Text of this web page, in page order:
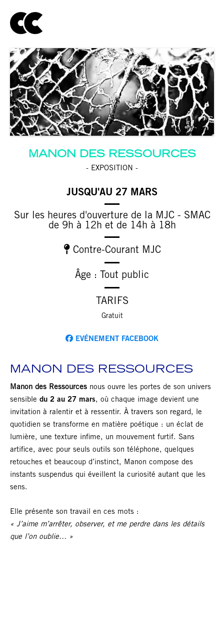
MANON DES RESSOURCES
- EXPOSITION -
JUSQU'AU 27 MARS
Sur les heures d'ouverture de la MJC - SMAC
de 9h à 12h et de 14h à 18h
Contre-Courant MJC
Âge : Tout public
TARIFS
Gratuit
EVÉNEMENT FACEBOOK
MANON DES RESSOURCES
Manon des Ressources nous ouvre les portes de son univers
sensible du 2 au 27 mars, où chaque image devient une
invitation à ralentir et à ressentir. À travers son regard, le
quotidien se transforme en matière poétique : un éclat de
lumière, une texture infime, un mouvement furtif. Sans
artifice, avec pour seuls outils son téléphone, quelques
retouches et beaucoup d’instinct, Manon compose des
instants suspendus qui éveillent la curiosité autant que les
sens.
Elle présente son travail en ces mots :
« J’aime m’arrêter, observer, et me perdre dans les détails
que l’on oublie… »